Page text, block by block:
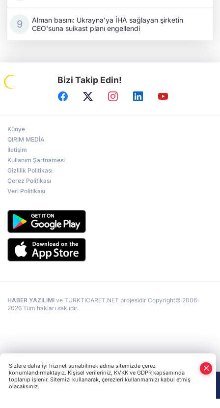
Alman basını: Ukrayna'ya İHA sağlayan şirketin
CEO'suna suikast planı engellendi
Bizi Takip Edin!
Künye
QIRIM MEDİA
İletişim
Kullanım Şartnamesi
Gizlilik Politikası
Çerez Politikası
Veri Politikası
HABER YAZILIMI ve TURKTICARET.NET projesidir Copyright© 2006-
2026 Tüm hakları saklıdır.
Sizlere daha iyi hizmet sunabilmek adına sitemizde çerez
konumlandırmaktayız. Kişisel verileriniz, KVKK ve GDPR kapsamında
toplanıp işlenir. Sitemizi kullanarak, çerezleri kullanmamızı kabul etmiş
olacaksınız.